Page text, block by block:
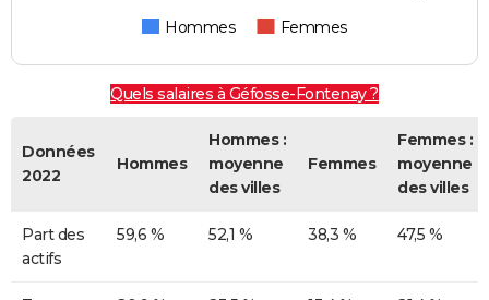
Hommes Femmes
Quels salaires à Géfosse-Fontenay ?
Données
2022
Hommes
Hommes :
moyenne
des villes
Femmes
Femmes :
moyenne
des villes
Part des
actifs
59,6 % 52,1 % 38,3 % 47,5 %